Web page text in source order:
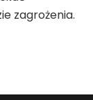
zagrożenia.